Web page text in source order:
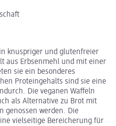
knuspriger und glutenfreier
aus Erbsenmehl und mit einer
sie ein besonderes
Proteingehalts sind sie eine
Die veganen Waffeln
als Alternative zu Brot mit
genossen werden. Die
vielseitige Bereicherung für